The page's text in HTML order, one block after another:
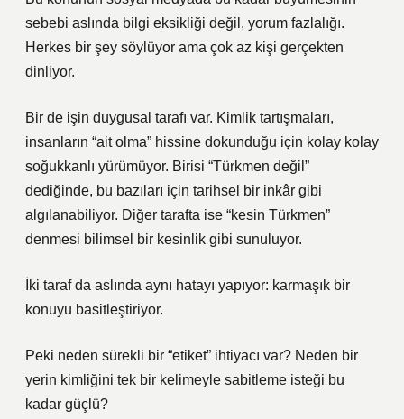
sebebi aslında bilgi eksikliği değil, yorum fazlalığı.
Herkes bir şey söylüyor ama çok az kişi gerçekten
dinliyor.
Bir de işin duygusal tarafı var. Kimlik tartışmaları,
insanların “ait olma” hissine dokunduğu için kolay kolay
soğukkanlı yürümüyor. Birisi “Türkmen değil”
dediğinde, bu bazıları için tarihsel bir inkâr gibi
algılanabiliyor. Diğer tarafta ise “kesin Türkmen”
denmesi bilimsel bir kesinlik gibi sunuluyor.
İki taraf da aslında aynı hatayı yapıyor: karmaşık bir
konuyu basitleştiriyor.
Peki neden sürekli bir “etiket” ihtiyacı var? Neden bir
yerin kimliğini tek bir kelimeyle sabitleme isteği bu
kadar güçlü?